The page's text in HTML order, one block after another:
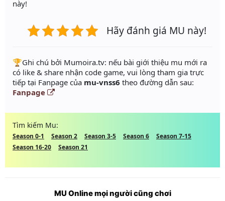
này!
Hãy đánh giá MU này!
️🏆Ghi chú bởi Mumoira.tv: nếu bài giới thiệu mu mới ra
có like & share nhận code game, vui lòng tham gia trực
tiếp tại Fanpage của mu-vnss6 theo đường dẫn sau:
Fanpage
Tìm kiếm Mu:
Season 0-1 Season 2 Season 3-5 Season 6
Season 7-15
Season 16-20
Season 21
MU Online mọi người cũng chơi